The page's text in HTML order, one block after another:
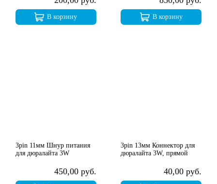
В корзину В корзину
3pin 11мм Шнур питания
для дюралайта 3W
450,00 руб.
3pin 13мм Коннектор для
дюралайта 3W, прямой
40,00 руб.